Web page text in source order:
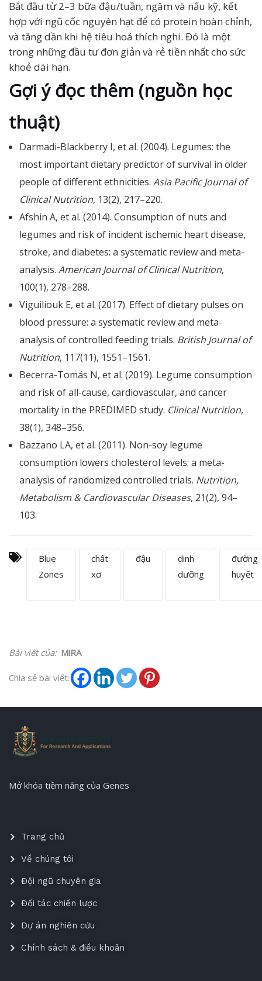
Bắt đầu từ 2–3 bữa đậu/tuần, ngâm và nấu kỹ, kết
hợp với ngũ cốc nguyên hạt để có protein hoàn chỉnh,
và tăng dần khi hệ tiêu hoá thích nghi. Đó là một
trong những đầu tư đơn giản và rẻ tiền nhất cho sức
khoẻ dài hạn.
Gợi ý đọc thêm (nguồn học
thuật)
Darmadi-Blackberry I, et al. (2004). Legumes: the
most important dietary predictor of survival in older
people of different ethnicities. Asia Pacific Journal of
Clinical Nutrition, 13(2), 217–220.
Afshin A, et al. (2014). Consumption of nuts and
legumes and risk of incident ischemic heart disease,
stroke, and diabetes: a systematic review and meta-
analysis. American Journal of Clinical Nutrition,
100(1), 278–288.
Viguiliouk E, et al. (2017). Effect of dietary pulses on
blood pressure: a systematic review and meta-
analysis of controlled feeding trials. British Journal of
Nutrition, 117(11), 1551–1561.
Becerra-Tomás N, et al. (2019). Legume consumption
and risk of all-cause, cardiovascular, and cancer
mortality in the PREDIMED study. Clinical Nutrition,
38(1), 348–356.
Bazzano LA, et al. (2011). Non-soy legume
consumption lowers cholesterol levels: a meta-
analysis of randomized controlled trials. Nutrition,
Metabolism & Cardiovascular Diseases, 21(2), 94–
103.
Blue
Zones
chất
xơ
đậu
dinh
dưỡng
đường
huyết
Bài viết của: MiRA
Chia sẻ bài viết:
Mở khóa tiềm năng của Genes
Trang chủ
Về chúng tôi
Đội ngũ chuyên gia
Đối tác chiến lược
Dự án nghiên cứu
Chính sách & điều khoản